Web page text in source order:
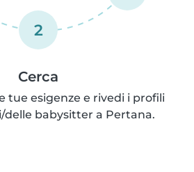
2
Cerca
tue esigenze e rivedi i profili
babysitter a Pertana.